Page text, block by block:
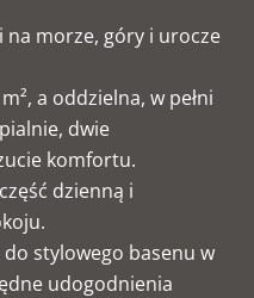
na morze, góry i urocze
a oddzielna, w pełni
dwie
komfortu.
dzienną i
stylowego basenu w
udogodnienia